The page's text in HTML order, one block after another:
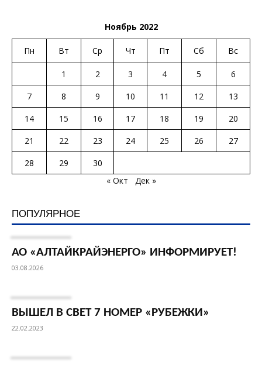
Ноябрь 2022
Пн Вт Ср Чт Пт Сб Вс
1 2 3 4 5
6
7
8 9 10 11 12
13
14
15 16 17 18 19
20
21
22 23 24 25 26
27
28
29
30
« Окт
Дек »
ПОПУЛЯРНОЕ
АО «АЛТАЙКРАЙЭНЕРГО» ИНФОРМИРУЕТ!
03.08.2026
ВЫШЕЛ В СВЕТ 7 НОМЕР «РУБЕЖКИ»
22.02.2023